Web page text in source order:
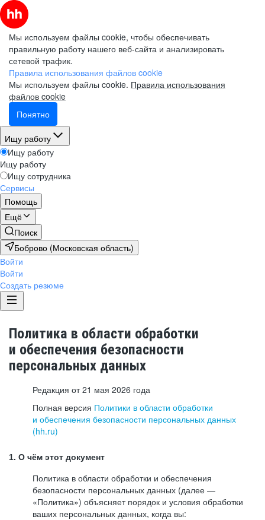
Мы используем файлы cookie, чтобы обеспечивать
правильную работу нашего веб-сайта и анализировать
сетевой трафик.
Правила использования файлов cookie
Мы используем файлы cookie. Правила использования
файлов cookie
Понятно
Ищу работу
Ищу работу
Ищу работу
Ищу сотрудника
Сервисы
Помощь
Ещё
Поиск
Боброво (Московская область)
Войти
Войти
Создать резюме
Политика в области обработки
и обеспечения безопасности
персональных данных
Редакция от 21 мая 2026 года
Полная версия Политики в области обработки
и обеспечения безопасности персональных данных
(hh.ru)
1. О чём этот документ
Политика в области обработки и обеспечения
безопасности персональных данных (далее —
«Политика») объясняет порядок и условия обработки
ваших персональных данных, когда вы: